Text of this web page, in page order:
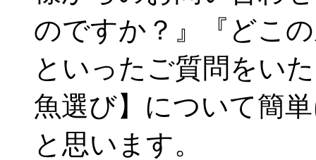
のですか？』『どこ
といったご質問をい
魚選び】について簡
と思います。